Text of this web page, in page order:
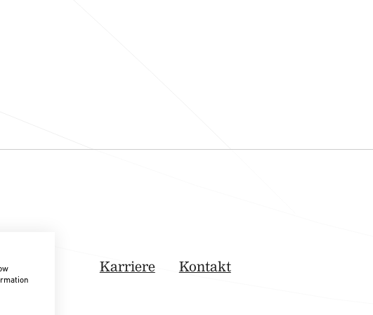
Karriere Kontakt